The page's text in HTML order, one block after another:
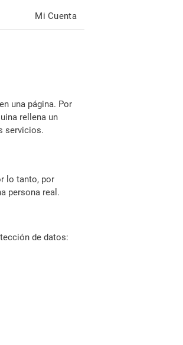
Mi Cuenta
una página. Por
rellena un
servicios.
lo tanto, por
persona real.
de datos: